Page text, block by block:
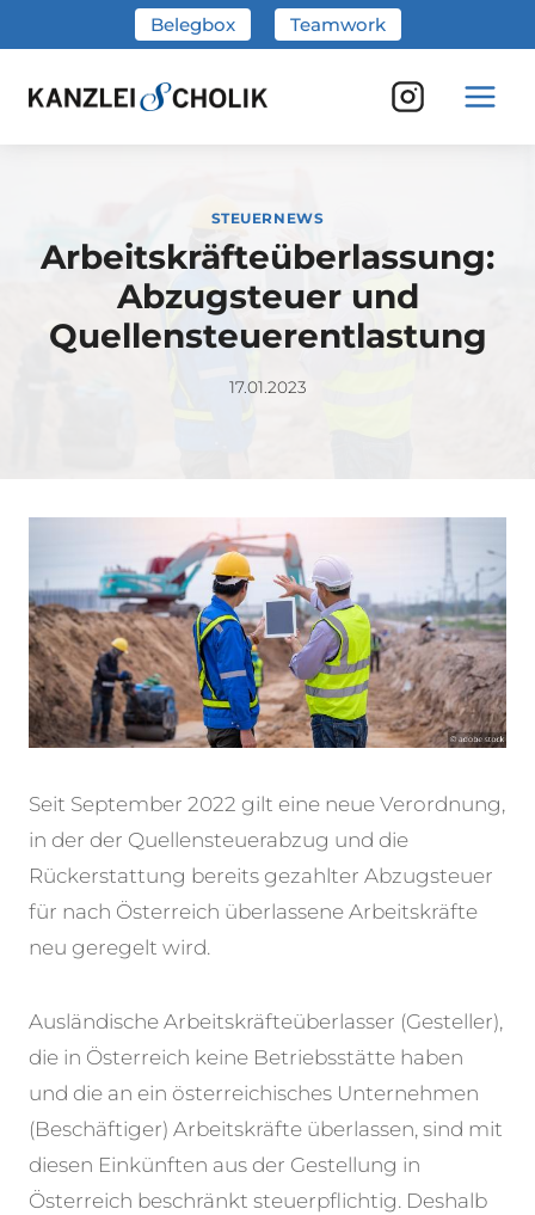
Inhalt
springen
Belegbox Teamwork
STEUERNEWS
Arbeitskräfteüberlassung:
Abzugsteuer und
Quellensteuerentlastung
17.01.2023
Seit September 2022 gilt eine neue Verordnung,
in der der Quellensteuerabzug und die
Rückerstattung bereits gezahlter Abzugsteuer
für nach Österreich überlassene Arbeitskräfte
neu geregelt wird.
Ausländische Arbeitskräfteüberlasser (Gesteller),
die in Österreich keine Betriebsstätte haben
und die an ein österreichisches Unternehmen
(Beschäftiger) Arbeitskräfte überlassen, sind mit
diesen Einkünften aus der Gestellung in
Österreich beschränkt steuerpflichtig. Deshalb